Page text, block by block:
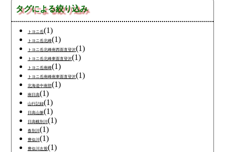
タグによる絞り込み
トヨニ岳(1)
トヨニ岳北峰(1)
トヨニ岳北峰南西面直登沢(1)
トヨニ岳北峰東面直登沢(1)
トヨニ岳南峰(1)
トヨニ岳南峰南東面直登沢(1)
北海道中南部(1)
南日高(1)
山行記録(1)
日高山脈(1)
日高幌別川(1)
春別川(1)
豊似川(1)
豊似川左股(1)